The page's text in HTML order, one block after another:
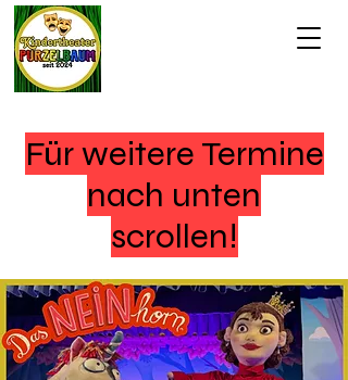
Für weitere Termine
nach unten
scrollen!